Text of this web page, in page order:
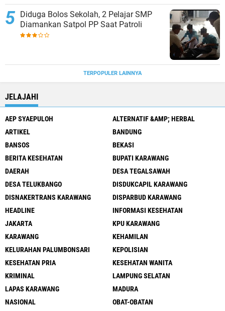
Diduga Bolos Sekolah, 2 Pelajar SMP
Diamankan Satpol PP Saat Patroli
TERPOPULER LAINNYA
JELAJAHI
AEP SYAEPULOH
ALTERNATIF &AMP; HERBAL
ARTIKEL
BANDUNG
BANSOS
BEKASI
BERITA KESEHATAN
BUPATI KARAWANG
DAERAH
DESA TEGALSAWAH
DESA TELUKBANGO
DISDUKCAPIL KARAWANG
DISNAKERTRANS KARAWANG
DISPARBUD KARAWANG
HEADLINE
INFORMASI KESEHATAN
JAKARTA
KPU KARAWANG
KARAWANG
KEHAMILAN
KELURAHAN PALUMBONSARI
KEPOLISIAN
KESEHATAN PRIA
KESEHATAN WANITA
KRIMINAL
LAMPUNG SELATAN
LAPAS KARAWANG
MADURA
NASIONAL
OBAT-OBATAN